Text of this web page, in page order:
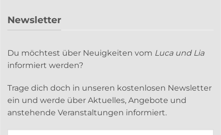
Newsletter
Du möchtest über Neuigkeiten vom Luca und Lia
informiert werden?
Trage dich doch in unseren kostenlosen Newsletter
ein und werde über Aktuelles, Angebote und
anstehende Veranstaltungen informiert.